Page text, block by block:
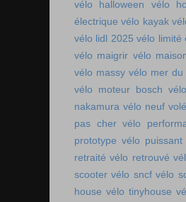
vélo halloween vélo
électrique vélo kayak
vélo lidl 2025 vélo limité
vélo maigrir vélo
vélo massy vélo mer du
vélo moteur bosch
nakamura vélo neuf volé
pas cher vélo
prototype vélo puissant
retraité vélo retrouvé
scooter vélo sncf vélo
house vélo tinyhouse